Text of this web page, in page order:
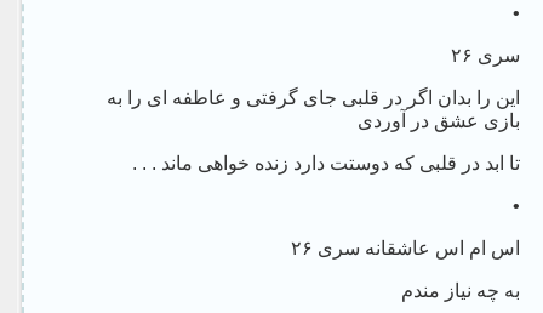
•
سری ۲۶
این را بدان اگر در قلبی جای گرفتی و عاطفه ای را به
بازی عشق در آوردی
تا ابد در قلبی که دوستت دارد زنده خواهی ماند . . .
•
اس ام اس عاشقانه سری ۲۶
به چه نیاز مندم